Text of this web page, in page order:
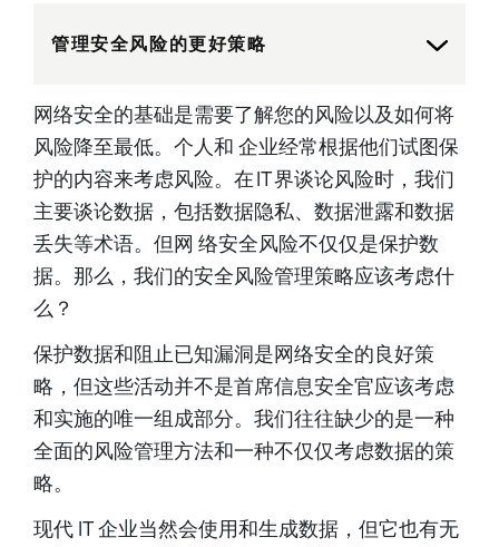
管理安全风险的更好策略
网络安全的基础是需要了解您的风险以及如何将
风险降至最低。个人和 企业经常根据他们试图保
护的内容来考虑风险。在 IT 界谈论风险时，我们
主要谈论数据，包括数据隐私、数据泄露和数据
丢失等术语。但网 络安全风险不仅仅是保护数
据。那么，我们的安全风险管理策略应该考虑什
么？
保护数据和阻止已知漏洞是网络安全的良好策
略，但这些活动并不是首席信息安全官应该考虑
和实施的唯一组成部分。我们往往缺少的是一种
全面的风险管理方法和一种不仅仅考虑数据的策
略。
现代 IT 企业当然会使用和生成数据，但它也有无